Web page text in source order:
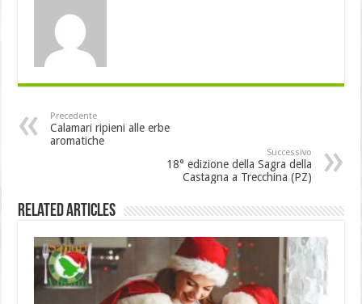
Precedente
Calamari ripieni alle erbe
aromatiche
Successivo
18° edizione della Sagra della
Castagna a Trecchina (PZ)
Related Articles